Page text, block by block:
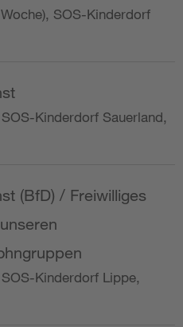
SOS-Kinderdorf
Kinderdorf Sauerland,
(BfD) / Freiwilliges
Kinderdorf Lippe,